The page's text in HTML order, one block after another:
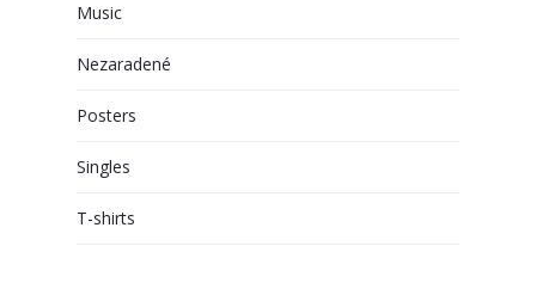
Music
Nezaradené
Posters
Singles
T-shirts